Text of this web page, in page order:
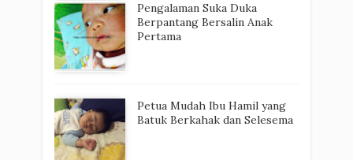
Pengalaman Suka Duka
Berpantang Bersalin Anak
Pertama
Petua Mudah Ibu Hamil yang
Batuk Berkahak dan Selesema